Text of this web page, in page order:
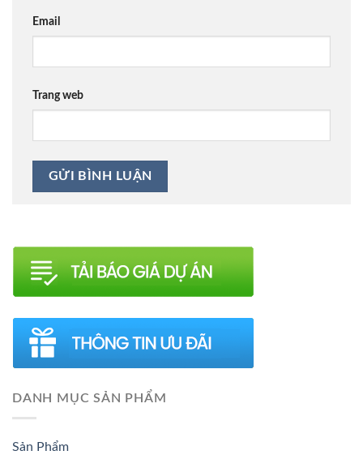
Email
Trang web
DANH MỤC SẢN PHẨM
Sản Phẩm